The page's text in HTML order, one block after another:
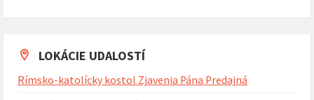
na
dni
LOKÁCIE UDALOSTÍ
Rímsko-katolícky kostol Zjavenia Pána Predajná